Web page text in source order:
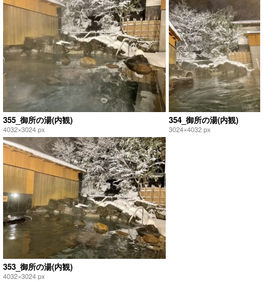
355_御所の湯(内観)
4032×3024 px
354_御所の湯(内観)
3024×4032 px
353_御所の湯(内観)
4032×3024 px